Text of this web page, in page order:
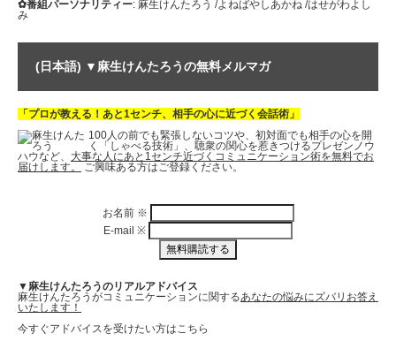
✿番組パーソナリティー: 麻生けんたろう /よねばやしあかね /はせがわよし
み
(日本語) ▼麻生けんたろうの無料メルマガ
「プロが教える！あと1センチ、相手の心に近づく会話術」
100人の前でも緊張しないコツや、初対面でも相手の心を開
く「しゃべる技術」、聴衆の関心を惹きつけるプレゼンノウ
ハウなど、 大事な人にあと1センチ近づくコミュニケーション術を無料でお
届けします。
ご興味ある方はご登録ください。
お名前 ※
E-mail ※
▼麻生けんたろうのリアルアドバイス
麻生けんたろうがコミュニケーションに関するあなたの悩みにズバリお答え
いたします！
今すぐアドバイスを受けたい方はこちら